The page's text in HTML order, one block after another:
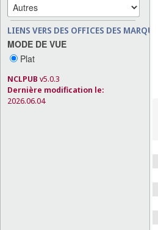
LIENS VERS DES OFFICES DES MARQUES
MODE DE VUE
Plat
NCLPUB v5.0.3
Dernière modification le:
2026.06.04